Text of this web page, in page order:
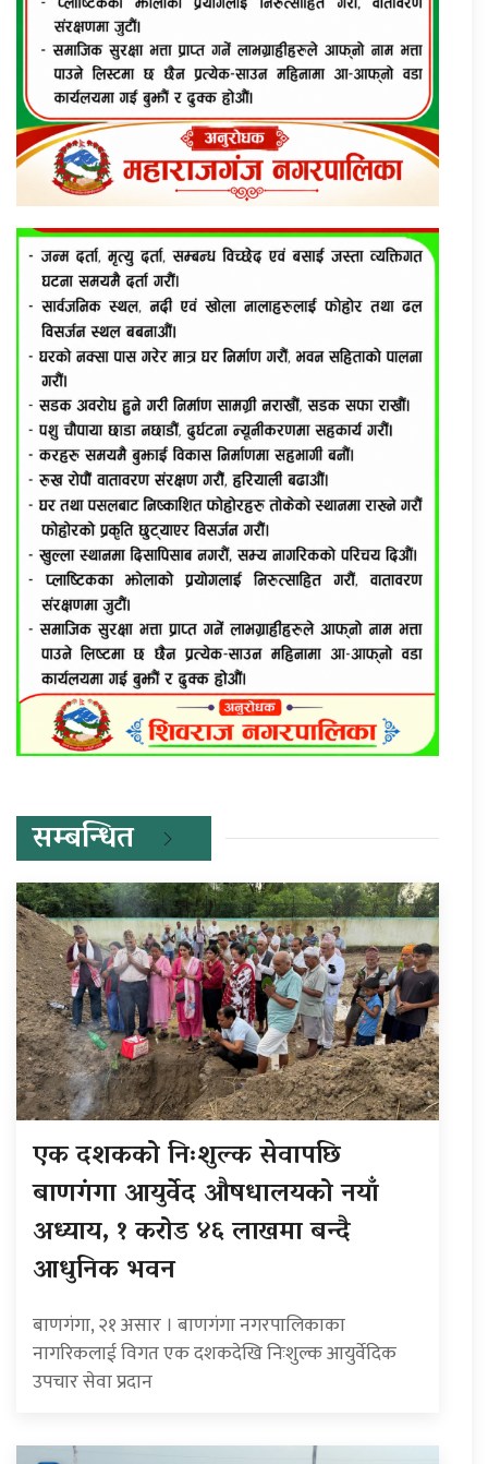
सम्बन्धित
एक दशकको निःशुल्क सेवापछि
बाणगंगा आयुर्वेद औषधालयको नयाँ
अध्याय, १ करोड ४६ लाखमा बन्दै
आधुनिक भवन
बाणगंगा, २१ असार । बाणगंगा नगरपालिकाका
नागरिकलाई विगत एक दशकदेखि निःशुल्क आयुर्वेदिक
उपचार सेवा प्रदान